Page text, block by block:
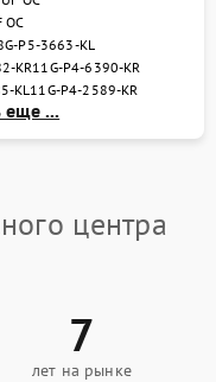
OC
P5-3663-KL
KR11G-P4-6390-KR
KL 11G-P4-2589-KR
еще ...
центра
7
лет на рынке